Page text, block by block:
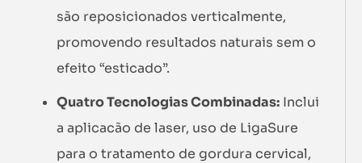
são reposicionados verticalmente,
promovendo resultados naturais sem o
efeito “esticado”.
Quatro Tecnologias Combinadas: Inclui
a aplicacão de laser, uso de LigaSure
para o tratamento de gordura cervical,